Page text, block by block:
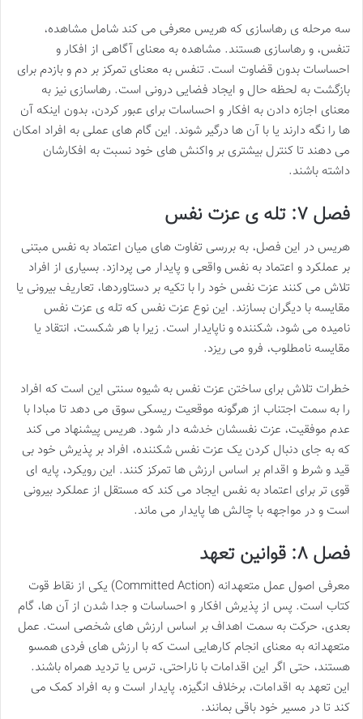
سه مرحله ی رهاسازی که هریس معرفی می کند شامل مشاهده،
تنفس، و رهاسازی هستند. مشاهده به معنای آگاهی از افکار و
احساسات بدون قضاوت است. تنفس به معنای تمرکز بر دم و بازدم برای
بازگشت به لحظه حال و ایجاد فضایی درونی است. رهاسازی نیز به
معنای اجازه دادن به افکار و احساسات برای عبور کردن، بدون اینکه آن
ها را نگه دارند یا با آن ها درگیر شوند. این گام های عملی به افراد امکان
می دهند تا کنترل بیشتری بر واکنش های خود نسبت به افکارشان
داشته باشند.
فصل ۷: تله ی عزت نفس
هریس در این فصل، به بررسی تفاوت های میان اعتماد به نفس مبتنی
بر عملکرد و اعتماد به نفس واقعی و پایدار می پردازد. بسیاری از افراد
تلاش می کنند عزت نفس خود را با تکیه بر دستاوردها، تعاریف بیرونی یا
مقایسه با دیگران بسازند. این نوع عزت نفس که تله ی عزت نفس
نامیده می شود، شکننده و ناپایدار است. زیرا با هر شکست، انتقاد یا
مقایسه نامطلوب، فرو می ریزد.
خطرات تلاش برای ساختن عزت نفس به شیوه سنتی این است که افراد
را به سمت اجتناب از هرگونه موقعیت ریسکی سوق می دهد تا مبادا با
عدم موفقیت، عزت نفسشان خدشه دار شود. هریس پیشنهاد می کند
که به جای دنبال کردن یک عزت نفس شکننده، افراد بر پذیرش خود بی
قید و شرط و اقدام بر اساس ارزش ها تمرکز کنند. این رویکرد، پایه ای
قوی تر برای اعتماد به نفس ایجاد می کند که مستقل از عملکرد بیرونی
است و در مواجهه با چالش ها پایدار می ماند.
فصل ۸: قوانین تعهد
معرفی اصول عمل متعهدانه (Committed Action) یکی از نقاط قوت
کتاب است. پس از پذیرش افکار و احساسات و جدا شدن از آن ها، گام
بعدی، حرکت به سمت اهداف بر اساس ارزش های شخصی است. عمل
متعهدانه به معنای انجام کارهایی است که با ارزش های فردی همسو
هستند، حتی اگر این اقدامات با ناراحتی، ترس یا تردید همراه باشند.
این تعهد به اقدامات، برخلاف انگیزه، پایدار است و به افراد کمک می
کند تا در مسیر خود باقی بمانند.